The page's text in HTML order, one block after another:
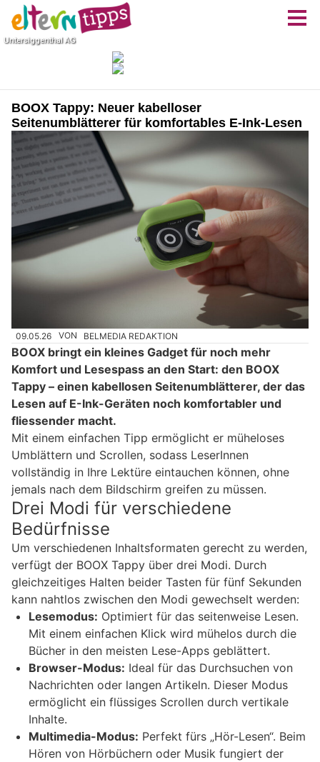
BOOX Tappy: Neuer kabelloser
Seitenumblätterer für komfortables E-Ink-Lesen
09.05.26 VON BELMEDIA REDAKTION
BOOX bringt ein kleines Gadget für noch mehr
Komfort und Lesespass an den Start: den BOOX
Tappy – einen kabellosen Seitenumblätterer, der das
Lesen auf E-Ink-Geräten noch komfortabler und
fliessender macht.
Mit einem einfachen Tipp ermöglicht er müheloses
Umblättern und Scrollen, sodass LeserInnen
vollständig in Ihre Lektüre eintauchen können, ohne
jemals nach dem Bildschirm greifen zu müssen.
Drei Modi für verschiedene
Bedürfnisse
Um verschiedenen Inhaltsformaten gerecht zu werden,
verfügt der BOOX Tappy über drei Modi. Durch
gleichzeitiges Halten beider Tasten für fünf Sekunden
kann nahtlos zwischen den Modi gewechselt werden:
Lesemodus: Optimiert für das seitenweise Lesen.
Mit einem einfachen Klick wird mühelos durch die
Bücher in den meisten Lese-Apps geblättert.
Browser-Modus: Ideal für das Durchsuchen von
Nachrichten oder langen Artikeln. Dieser Modus
ermöglicht ein flüssiges Scrollen durch vertikale
Inhalte.
Multimedia-Modus: Perfekt fürs „Hör-Lesen“. Beim
Hören von Hörbüchern oder Musik fungiert der